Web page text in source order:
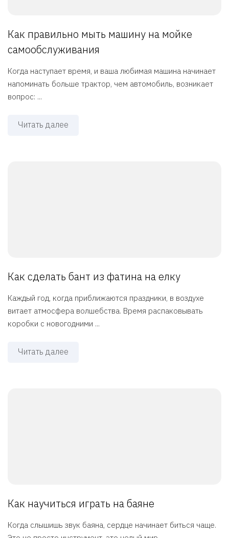
Как правильно мыть машину на мойке
самообслуживания
Когда наступает время, и ваша любимая машина начинает
напоминать больше трактор, чем автомобиль, возникает
вопрос: ...
Читать далее
Как сделать бант из фатина на елку
Каждый год, когда приближаются праздники, в воздухе
витает атмосфера волшебства. Время распаковывать
коробки с новогодними ...
Читать далее
Как научиться играть на баяне
Когда слышишь звук баяна, сердце начинает биться чаще.